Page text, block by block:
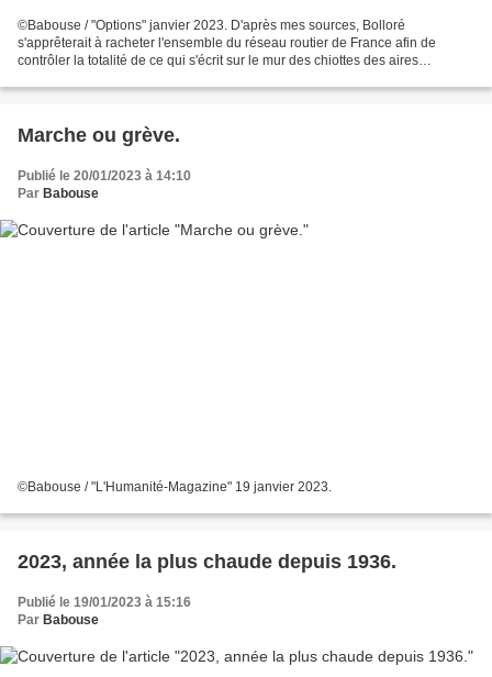
©Babouse / "Options" janvier 2023. D'après mes sources, Bolloré
s'apprêterait à racheter l'ensemble du réseau routier de France afin de
contrôler la totalité de ce qui s'écrit sur le mur des chiottes des aires
Marche ou grève.
Publié le 20/01/2023 à 14:10
Par Babouse
©Babouse / "L'Humanité-Magazine" 19 janvier 2023.
2023, année la plus chaude depuis 1936.
Publié le 19/01/2023 à 15:16
Par Babouse